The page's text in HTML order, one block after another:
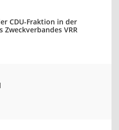
CDU-Fraktion in der
VRR